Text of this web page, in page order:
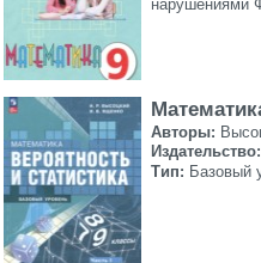
Авторы:
Издательство:
Тип: Базовый